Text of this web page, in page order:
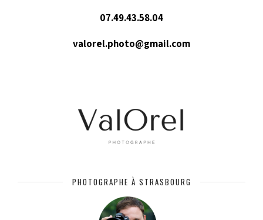
07.49.43.58.04
valorel.photo@gmail.com
PHOTOGRAPHE À STRASBOURG